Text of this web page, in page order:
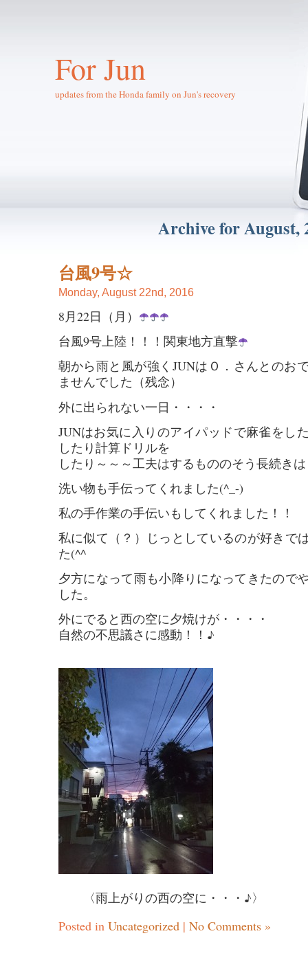
For Jun
updates from the Honda family on Jun's recovery
Archive for August,
台風9号☆
Monday, August 22nd, 2016
8月22日（月）
台風9号上陸！！！関東地方直撃
朝から雨と風が強くJUNはＯ．さんとのお
ませんでした（残念）
外に出られない一日・・・・
JUNはお気に入りのアイパッドで麻雀をし
したり計算ドリルを
したり～～～工夫はするもののそう長続き
洗い物も手伝ってくれました(^_-)
私の手作業の手伝いもしてくれました！！
私に似て（？）じっとしているのが好きで
た(^^ゞ
夕方になって雨も小降りになってきたので
した。
外にでると西の空に夕焼けが・・・・
自然の不思議さに感動！！♪
〈雨上がりの西の空に・・・♪〉
Posted in Uncategorized| No Comments »